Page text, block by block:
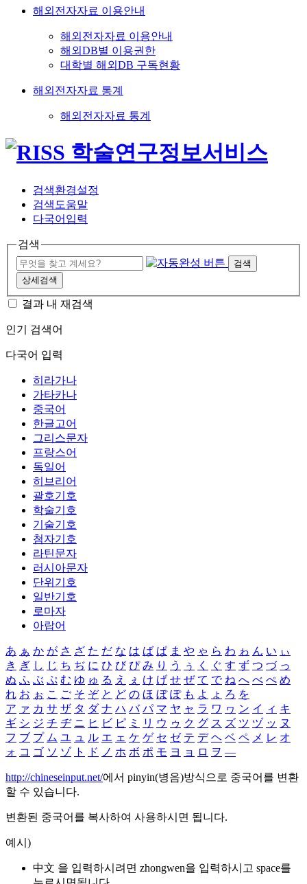
해외전자자료 이용안내
해외전자자료 이용안내
해외DB별 이용권한
대학별 해외DB 구독현황
해외전자자료 통계
해외전자자료 통계
검색환경설정
검색도움말
다국어입력
검색
검색
상세검색
결과 내 재검색
인기 검색어
다국어 입력
히라가나
가타카나
중국어
한글고어
그리스문자
프랑스어
독일어
히브리어
괄호기호
학술기호
기술기호
첨자기호
라틴문자
러시아문자
단위기호
일반기호
로마자
아랍어
あ ぁ か が さ ざ た だ な は ば ぱ ま や ゃ ら わ ゎ ん い ぃ
き ぎ し じ ち ぢ に ひ び ぴ み り う ぅ く ぐ す ず つ づ っ
ぬ ふ ぶ ぷ む ゆ ゅ る え ぇ け げ せ ぜ て で ね へ べ ぺ め
れ お ぉ こ ご そ ぞ と ど の ほ ぼ ぽ も よ ょ ろ を
ア ァ カ サ ザ タ ダ ナ ハ バ パ マ ヤ ャ ラ ワ ヮ ン イ ィ キ
ギ シ ジ チ ヂ ニ ヒ ビ ピ ミ リ ウ ゥ ク グ ス ズ ツ ヅ ッ ヌ
フ ブ プ ム ユ ュ ル エ ェ ケ ゲ セ ゼ テ デ ヘ ベ ペ メ レ オ
ォ コ ゴ ソ ゾ ト ド ノ ホ ボ ポ モ ヨ ョ ロ ヲ ―
http://chineseinput.net/에서 pinyin(병음)방식으로 중국어를 변환
할 수 있습니다.
변환된 중국어를 복사하여 사용하시면 됩니다.
예시)
中文 을 입력하시려면 zhongwen을 입력하시고 space를